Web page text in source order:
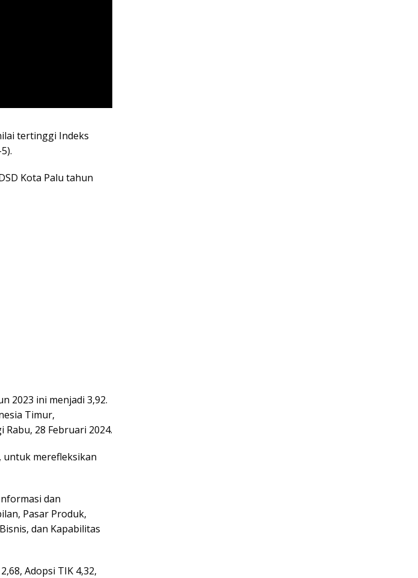
tertinggi Indeks
Kota Palu tahun
2023 ini menjadi 3,92.
Timur,
28 Februari 2024.
untuk merefleksikan
dan
Pasar Produk,
dan Kapabilitas
Adopsi TIK 4,32,